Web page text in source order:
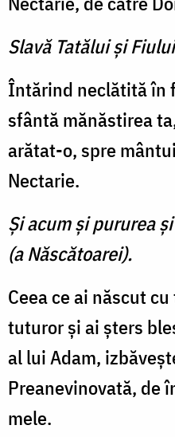
Slavă Tatălui şi
Întărind neclătită în
sfântă mănăstirea
arătat-o, spre
Nectarie.
Şi acum şi pururea
(a Născătoarei).
Ceea ce ai născut
tuturor şi ai şters
al lui Adam,
Preanevinovată, de
mele.